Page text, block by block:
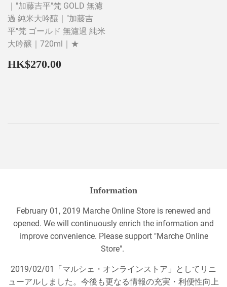
｜"加藤吉平"梵 GOLD 無濾
過 純米大吟釀｜"加藤吉
平"梵 ゴールド 無濾過 純米
大吟醸｜720ml｜★
Regular
price
HK$270.00
Information
February 01, 2019 Marche Online Store is renewed and
opened. We will continuously enrich the information and
improve convenience. Please support "Marche Online
Store".
2019/02/01「マルシェ・オンラインストア」としてリニ
ューアルしました。今後も更なる情報の充実・利便性向上